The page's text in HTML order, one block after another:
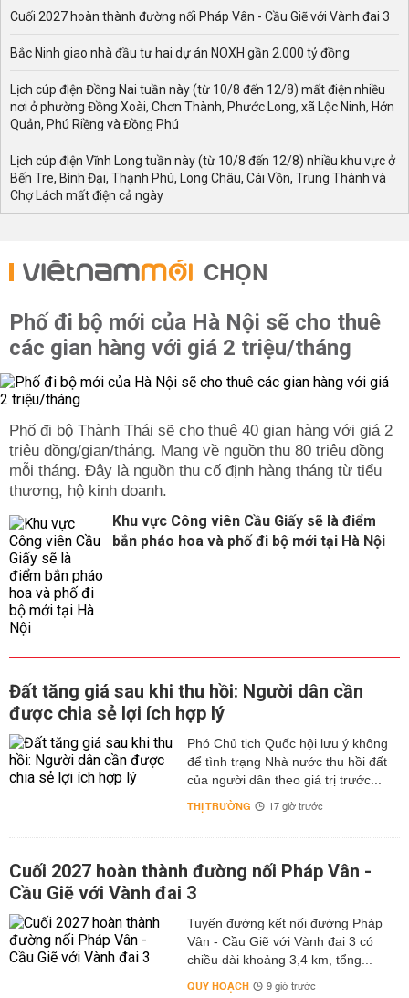
Cuối 2027 hoàn thành đường nối Pháp Vân - Cầu Giẽ với Vành đai 3
Bắc Ninh giao nhà đầu tư hai dự án NOXH gần 2.000 tỷ đồng
Lịch cúp điện Đồng Nai tuần này (từ 10/8 đến 12/8) mất điện nhiều
nơi ở phường Đồng Xoài, Chơn Thành, Phước Long, xã Lộc Ninh, Hớn
Quản, Phú Riềng và Đồng Phú
Lịch cúp điện Vĩnh Long tuần này (từ 10/8 đến 12/8) nhiều khu vực ở
Bến Tre, Bình Đại, Thạnh Phú, Long Châu, Cái Vồn, Trung Thành và
Chợ Lách mất điện cả ngày
CHỌN
Phố đi bộ mới của Hà Nội sẽ cho thuê
các gian hàng với giá 2 triệu/tháng
Phố đi bộ Thành Thái sẽ cho thuê 40 gian hàng với giá 2
triệu đồng/gian/tháng. Mang về nguồn thu 80 triệu đồng
mỗi tháng. Đây là nguồn thu cố định hàng tháng từ tiểu
thương, hộ kinh doanh.
Khu vực Công viên Cầu Giấy sẽ là điểm
bắn pháo hoa và phố đi bộ mới tại Hà Nội
Đất tăng giá sau khi thu hồi: Người dân cần
được chia sẻ lợi ích hợp lý
Phó Chủ tịch Quốc hội lưu ý không
để tình trạng Nhà nước thu hồi đất
của người dân theo giá trị trước...
THỊ TRƯỜNG 17 giờ trước
Cuối 2027 hoàn thành đường nối Pháp Vân -
Cầu Giẽ với Vành đai 3
Tuyến đường kết nối đường Pháp
Vân - Cầu Giẽ với Vành đai 3 có
chiều dài khoảng 3,4 km, tổng...
QUY HOẠCH 9 giờ trước